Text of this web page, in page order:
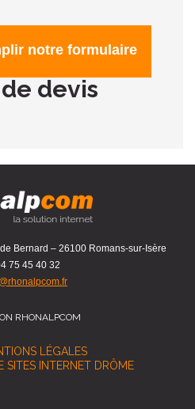
notre formulaire
devis
Bernard – 26100 Romans-sur-Isère
75 45 40 32
RHONALPCOM
LÉGALES
SITES INTERNET DRÔME